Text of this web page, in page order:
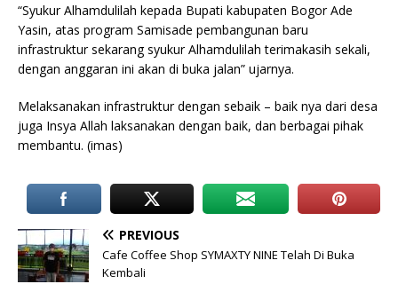
“Syukur Alhamdulilah kepada Bupati kabupaten Bogor Ade
Yasin, atas program Samisade pembangunan baru
infrastruktur sekarang syukur Alhamdulilah terimakasih sekali,
dengan anggaran ini akan di buka jalan” ujarnya.
Melaksanakan infrastruktur dengan sebaik – baik nya dari desa
juga Insya Allah laksanakan dengan baik, dan berbagai pihak
membantu. (imas)
PREVIOUS
Cafe Coffee Shop SYMAXTY NINE Telah Di Buka
Kembali